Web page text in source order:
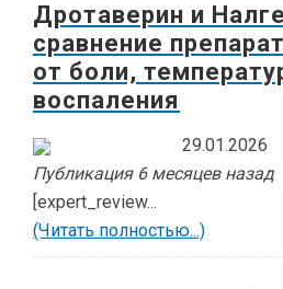
Дротаверин и
сравнение
от боли,
воспаления
29.01.2026
Публикация 6 месяцев назад
[expert_review...
(Читать полностью...)